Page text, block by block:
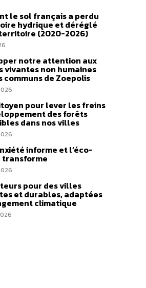
le sol français a perdu
hydrique et déréglé
(2020-2026)
notre attention aux
vivantes non humaines
communs de Zoepolis
pour lever les freins
des forêts
dans nos villes
informe et l’éco-
pour des villes
et durables, adaptées
climatique